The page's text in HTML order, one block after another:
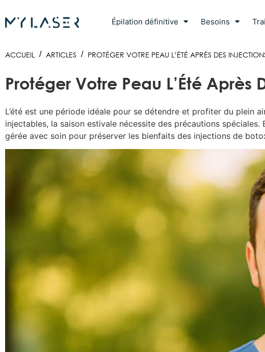
Épilation définitive Besoins
ACCUEIL / ARTICLES / PROTÉGER VOTRE PEAU L’ÉTÉ APRÈS DES
Protéger Votre Peau L’Été Après
L’été est une période idéale pour se détendre et profiter du plein
injectables, la saison estivale nécessite des précautions
gérée avec soin pour préserver les bienfaits des injections de